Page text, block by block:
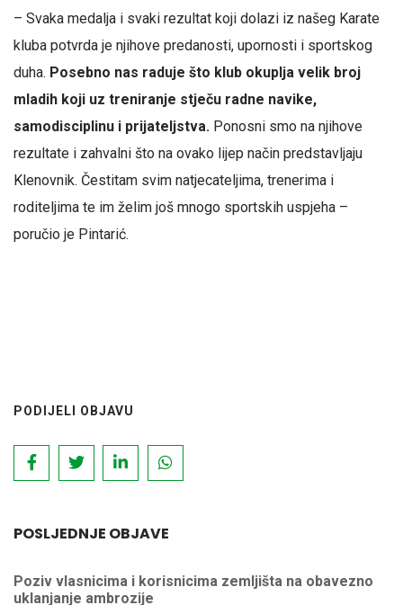
– Svaka medalja i svaki rezultat koji dolazi iz našeg Karate
kluba potvrda je njihove predanosti, upornosti i sportskog
duha. Posebno nas raduje što klub okuplja velik broj
mladih koji uz treniranje stječu radne navike,
samodisciplinu i prijateljstva. Ponosni smo na njihove
rezultate i zahvalni što na ovako lijep način predstavljaju
Klenovnik. Čestitam svim natjecateljima, trenerima i
roditeljima te im želim još mnogo sportskih uspjeha –
poručio je Pintarić.
PODIJELI OBJAVU
POSLJEDNJE OBJAVE
Poziv vlasnicima i korisnicima zemljišta na obavezno
uklanjanje ambrozije